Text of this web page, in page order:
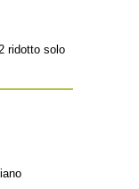
ridotto solo